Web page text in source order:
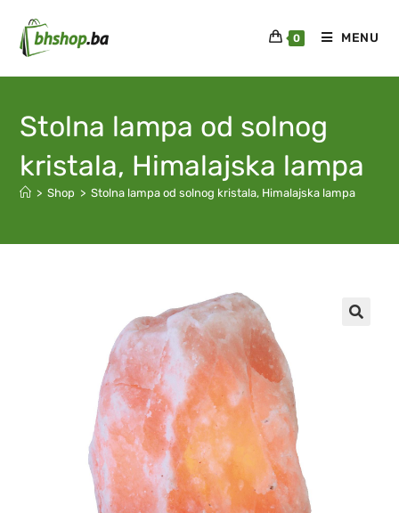
0 MENU
Stolna lampa od solnog
kristala, Himalajska lampa
> Shop > Stolna lampa od solnog kristala, Himalajska lampa